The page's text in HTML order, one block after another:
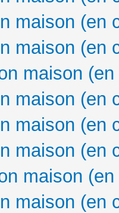
maison (en
maison (en
maison
maison (en
maison (en
maison (en
maison
maison (en